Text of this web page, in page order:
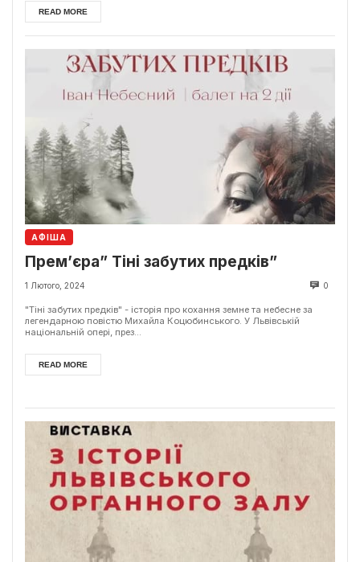
READ MORE
АФІША
Прем’єра” Тіні забутих предків”
1 Лютого, 2024 0
"Тіні забутих предків" - історія про кохання земне та небесне за
легендарною повістю Михайла Коцюбинського. У Львівській
національній опері, през...
READ MORE